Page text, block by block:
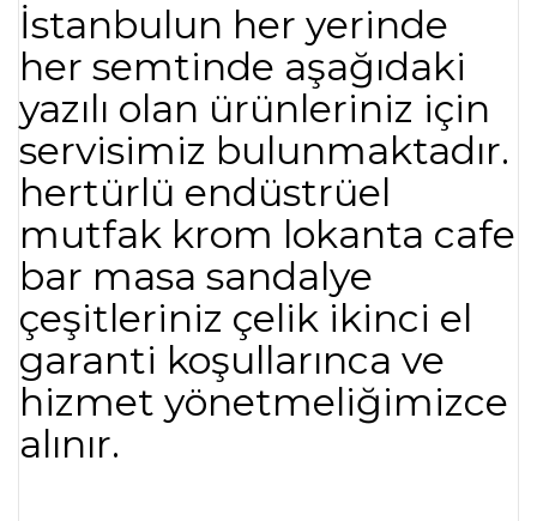
İstanbulun her yerinde
her semtinde aşağıdaki
yazılı olan ürünleriniz için
servisimiz bulunmaktadır.
hertürlü endüstrüel
mutfak krom lokanta cafe
bar masa sandalye
çeşitleriniz çelik ikinci el
garanti koşullarınca ve
hizmet yönetmeliğimizce
alınır.